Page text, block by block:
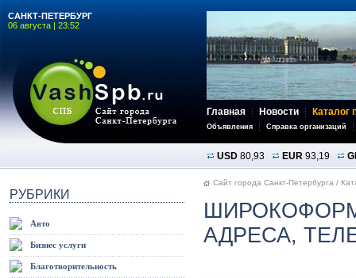
САНКТ-ПЕТЕРБУРГ
06 августа | 23:52
Главная Новости Каталог
Объявления Справка организаций
USD 80,93 EUR 93,19
РУБРИКИ
Авто
Бизнес услуги
Благотворительность
Сайт города Санкт-Петербурга /
АДРЕСА,